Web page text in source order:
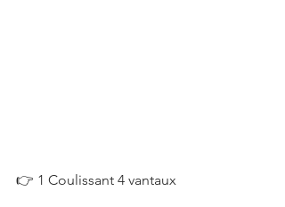
👉 1 Coulissant 4 vantaux